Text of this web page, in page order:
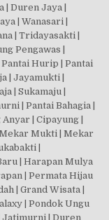
Duren Jaya |
| Wanasari |
| Tridayasakti |
Pengawas |
Hurip | Pantai
| Jayamukti |
| Sukamaju |
| Pantai Bahagia |
| Cipayung |
Mukti | Mekar
|
| Harapan Mulya
| Permata Hijau
| Grand Wisata |
| Pondok Ungu
Jatimurni | Duren